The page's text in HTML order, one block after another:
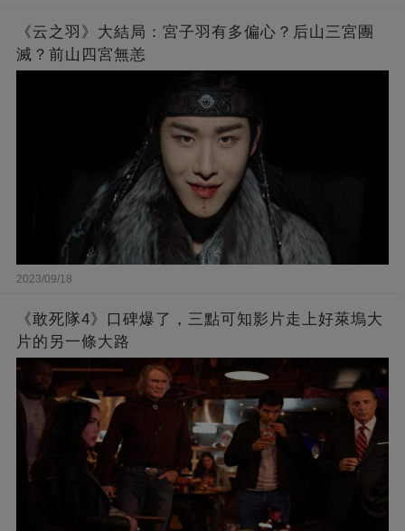
《云之羽》大結局：宮子羽有多偏心？后山三宮團
滅？前山四宮無恙
2023/09/18
《敢死隊4》口碑爆了，三點可知影片走上好萊塢大
片的另一條大路